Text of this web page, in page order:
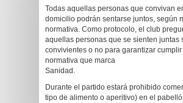
Todas aquellas personas que convivan
domicilio podrán sentarse juntos, según
normativa. Como protocolo, el club
aquellas personas que se sienten juntas
convivientes o no para garantizar
normativa que marca
Sanidad.
Durante el partido estará prohibido
tipo de alimento o aperitivo) en el